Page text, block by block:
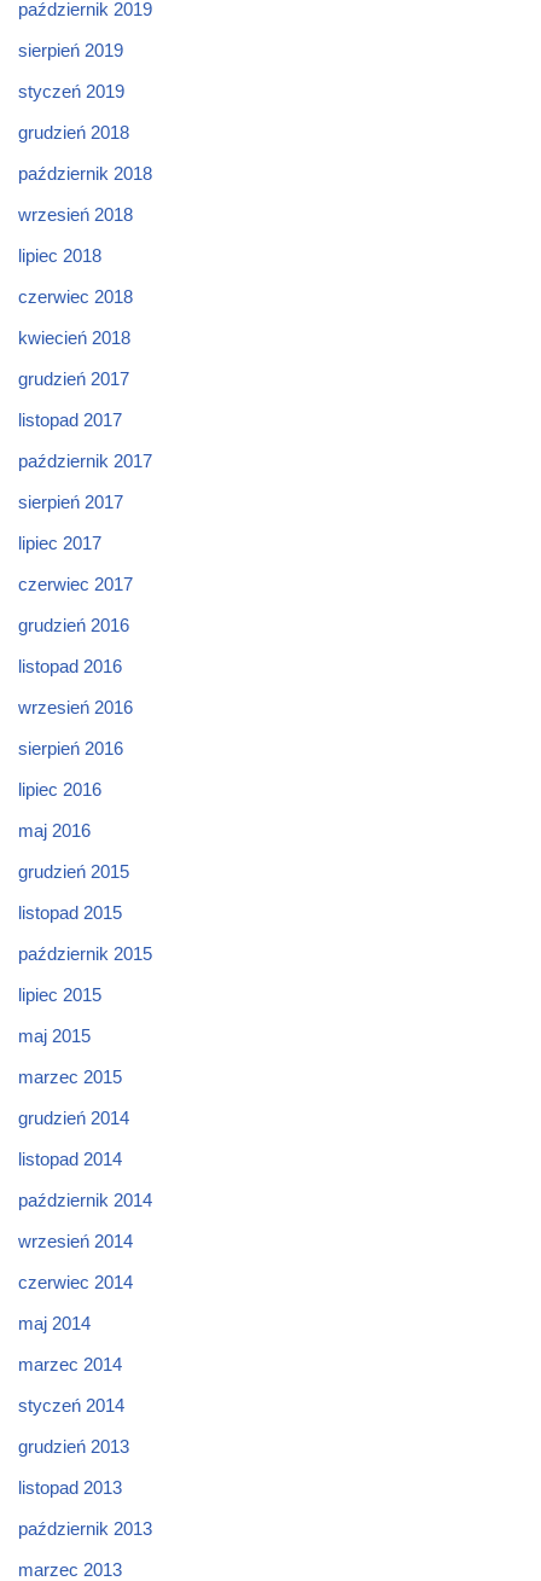
październik 2019
sierpień 2019
styczeń 2019
grudzień 2018
październik 2018
wrzesień 2018
lipiec 2018
czerwiec 2018
kwiecień 2018
grudzień 2017
listopad 2017
październik 2017
sierpień 2017
lipiec 2017
czerwiec 2017
grudzień 2016
listopad 2016
wrzesień 2016
sierpień 2016
lipiec 2016
maj 2016
grudzień 2015
listopad 2015
październik 2015
lipiec 2015
maj 2015
marzec 2015
grudzień 2014
listopad 2014
październik 2014
wrzesień 2014
czerwiec 2014
maj 2014
marzec 2014
styczeń 2014
grudzień 2013
listopad 2013
październik 2013
marzec 2013